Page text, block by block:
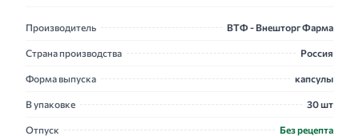
Производитель ВТФ - Внешторг Фарма
Страна производства Россия
Форма выпуска капсулы
В упаковке 30 шт
Отпуск Без рецепта